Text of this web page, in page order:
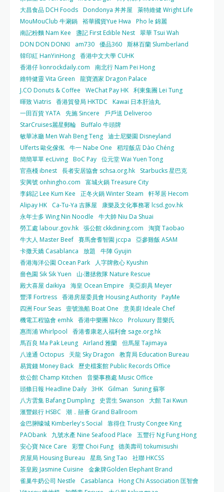
大昌食品 DCH Foods Dondonya 丼丼屋
萊特維健 Wright Life
MouMouClub 牛涮鍋 裕華國貨Yue Hwa
Pho le 錦麗
南記粉麵 Nam Kee
盞記 First Edible Nest 翠華 Tsui Wah
DON DON DONKI
am730 優品360 斯林百蘭 Slumberland
韓印紅 HanYinHong 香港中文大學 CUHK
香港仔 lionrockdaily.com
南北行 Nam Pei Hong
維特健靈 Vita Green
龍寶酒家 Dragon Palace
J.CO Donuts & Coffee
WeChat Pay HK 利東集團 Lei Tung
暉致 Viatris 香港貿發局 HKTDC
Kawai 日本肝油丸
一田百貨 YATA 先施 Sincere
戶戶送 Deliveroo
StarCruises麗星郵輪 Buffalo 牛頭牌
敏華冰廳 Men Wah Beng Teng 迪士尼樂園 Disneyland
Ulferts 歐化傢俬 牛一 Nabe One
稻埕飯店 Dào Chéng
簡簡單單 ecLiving BoC Pay 位元堂 Wai Yuen Tong
官燕棧 ibnest 長者安居協會 schsa.org.hk
Starbucks 星巴克
安興號 onhingho.com
富城火鍋 Treasure City
李錦記 Lee Kum Kee
正冬火鍋 Winter Steam
軒琴居 Hecom
Alipay HK
Ca-Tu-Ya 吉豚屋
康樂及文化事務署 lcsd.gov.hk
永年士多 Wing Nin Noodle
牛大帥 Niu Da Shuai
勞工處 labour.gov.hk 張公館 ckkdining.com
淘寶 Taobao
牛大人 Master Beef 賽馬會耆智園 jccpa
亞參雞飯 ASAM
卡撒天嬌 Casablanca
放題
牛陣 Gyujin
香港海洋公園 Ocean Park
人字牌救心 Kyushin
嗇色園 Sik Sik Yuen
山‧灘拯救隊 Nature Rescue
殿大喜屋 daikiya
海皇 Ocean Empire
美亞廚具 Meyer
豐澤 Fortress 香港房屋委員會 Housing Authority PayMe
四洲 Four Seas 壹號漁船 Boat One
意美廚 Ideale Chef
機電工程協會 emhk 香港中樂團 hkco
Proluxury 普樂氏
惠而浦 Whirlpool
香港耆康老人福利會 sage.org.hk
馬百良 Ma Pak Leung Airland 雅蘭 但馬屋 Tajimaya
八達通 Octopus
天龍 Sky Dragon
教育局 Education Bureau
易賞錢 Money Back
歷史檔案館 Public Records Office
炊公館 Champ Kitchen
音樂事務處 Music Office
頭條日報 Headline Daily 3HK Gilman
Suning 蘇寧
八方雲集 Bafang Dumpling
史雲生 Swanson
大館 Tai Kwun
滙豐銀行 HSBC
潮．囍薈 Grand Ballroom
金巴脷蠔城 Kimberley's Social
靠得住 Trusty Congee King
PAObank
九號水產 Nine Seafood Place
五豐行 Ng Fung Hong
安心寶 Nice Care
彩豐 Choi Fung 德美壽司 tokumisushi
房屋局 Housing Bureau
星島 Sing Tao
社聯 HKCSS
茶皇殿 Jasmine Cuisine
金象牌Golden Elephant Brand
雀巢牛奶公司 Nestle
Casablanca
Hong Chi Association 匡智會